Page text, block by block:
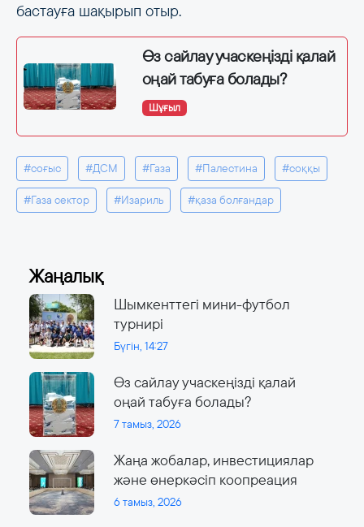
бастауға шақырып отыр.
Өз сайлау учаскеңізді қалай
оңай табуға болады?
Шұғыл
#соғыс #ДСМ #Газа #Палестина #соққы
#Газа сектор #Изариль #қаза болғандар
Жаңалық
Шымкенттегі мини-футбол
турнирі
Бүгін, 14:27
Өз сайлау учаскеңізді қалай
оңай табуға болады?
7 тамыз, 2026
Жаңа жобалар, инвестициялар
және өнеркәсіп коопреация
6 тамыз, 2026